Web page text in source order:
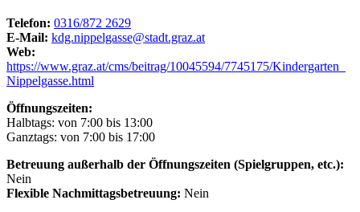
Telefon: 0316/872 2629
E-Mail: kdg.nippelgasse@stadt.graz.at
Web:
https://www.graz.at/cms/beitrag/10045594/7745175/Kindergarten_
Nippelgasse.html
Öffnungszeiten:
Halbtags: von 7:00 bis 13:00
Ganztags: von 7:00 bis 17:00
Betreuung außerhalb der Öffnungszeiten (Spielgruppen, etc.):
Nein
Flexible Nachmittagsbetreuung: Nein